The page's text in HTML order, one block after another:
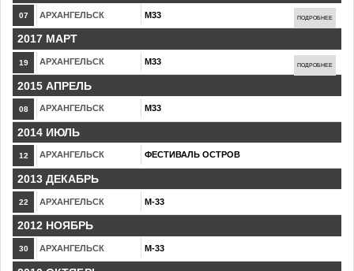
07 АРХАНГЕЛЬСК М33 ПОДРОБНЕЕ
2017 МАРТ
19 АРХАНГЕЛЬСК М33 ПОДРОБНЕЕ
2015 АПРЕЛЬ
08 АРХАНГЕЛЬСК М33
2014 ИЮЛЬ
12 АРХАНГЕЛЬСК ФЕСТИВАЛЬ ОСТРОВ
2013 ДЕКАБРЬ
22 АРХАНГЕЛЬСК М-33
2012 НОЯБРЬ
30 АРХАНГЕЛЬСК М-33